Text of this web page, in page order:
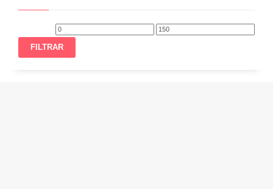
Precio
mínimo
Precio
FILTRAR